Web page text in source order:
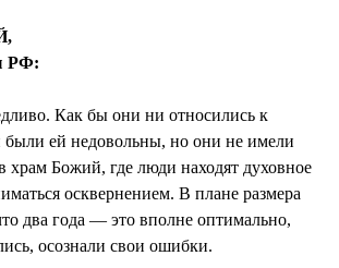
РФ:
Как бы они ни относились к
были ей недовольны, но они не имели
храм Божий, где люди находят духовное
осквернением. В плане размера
два года — это вполне оптимально,
осознали свои ошибки.